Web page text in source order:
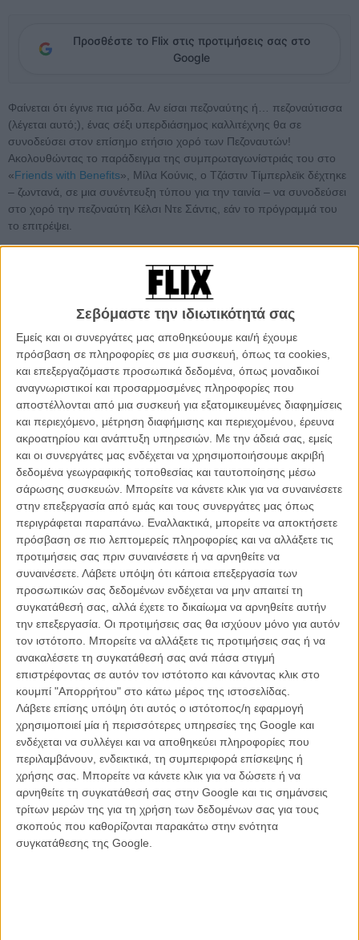
Σεβόμαστε την ιδιωτικότητά σας
Εμείς και οι συνεργάτες μας αποθηκεύουμε και/ή έχουμε
πρόσβαση σε πληροφορίες σε μια συσκευή, όπως τα cookies,
και επεξεργαζόμαστε προσωπικά δεδομένα, όπως μοναδικοί
αναγνωριστικοί και προσαρμοσμένες πληροφορίες που
αποστέλλονται από μια συσκευή για εξατομικευμένες διαφημίσεις
και περιεχόμενο, μέτρηση διαφήμισης και περιεχομένου, έρευνα
ακροατηρίου και ανάπτυξη υπηρεσιών. Με την άδειά σας, εμείς
και οι συνεργάτες μας ενδέχεται να χρησιμοποιήσουμε ακριβή
δεδομένα γεωγραφικής τοποθεσίας και ταυτοποίησης μέσω
σάρωσης συσκευών. Μπορείτε να κάνετε κλικ για να συναινέσετε
στην επεξεργασία από εμάς και τους συνεργάτες μας όπως
περιγράφεται παραπάνω. Εναλλακτικά, μπορείτε να αποκτήσετε
πρόσβαση σε πιο λεπτομερείς πληροφορίες και να αλλάξετε τις
προτιμήσεις σας πριν συναινέσετε ή να αρνηθείτε να
συναινέσετε. Λάβετε υπόψη ότι κάποια επεξεργασία των
προσωπικών σας δεδομένων ενδέχεται να μην απαιτεί τη
συγκατάθεσή σας, αλλά έχετε το δικαίωμα να αρνηθείτε αυτήν
την επεξεργασία. Οι προτιμήσεις σας θα ισχύουν μόνο για αυτόν
τον ιστότοπο. Μπορείτε να αλλάξετε τις προτιμήσεις σας ή να
ανακαλέσετε τη συγκατάθεσή σας ανά πάσα στιγμή
επιστρέφοντας σε αυτόν τον ιστότοπο και κάνοντας κλικ στο
κουμπί "Απορρήτου" στο κάτω μέρος της ιστοσελίδας.
Λάβετε επίσης υπόψη ότι αυτός ο ιστότοπος/η εφαρμογή
χρησιμοποιεί μία ή περισσότερες υπηρεσίες της Google και
ενδέχεται να συλλέγει και να αποθηκεύει πληροφορίες που
περιλαμβάνουν, ενδεικτικά, τη συμπεριφορά επίσκεψης ή
χρήσης σας. Μπορείτε να κάνετε κλικ για να δώσετε ή να
αρνηθείτε τη συγκατάθεσή σας στην Google και τις σημάνσεις
τρίτων μερών της για τη χρήση των δεδομένων σας για τους
σκοπούς που καθορίζονται παρακάτω στην ενότητα
συγκατάθεσης της Google.
Προσθέστε το Flix στις προτιμήσεις σας στο
Google
Φαίνεται ότι έγινε πια μόδα. Αν είσαι πεζοναύτης ή… πεζοναύτισσα
(λέγεται αυτό;), ένας σέξι υπερδιάσημος καλλιτέχνης θα σε
συνοδεύσει στον επίσημο ετήσιο χορό των Πεζοναυτών!
Ακολουθώντας το παράδειγμα της συμπρωταγωνίστριάς του στο
«Friends with Benefits», Μίλα Κούνις, ο Τζάστιν Τίμπερλεϊκ δέχτηκε
– ζωντανά, σε μια συνέντευξη τύπου για την ταινία – να συνοδεύσει
στο χορό την πεζοναύτη Κέλσι Ντε Σάντις, εάν το πρόγραμμά του
το επιτρέψει.
μου ζητάνε να βγω ραντεβού. Ποτέ. Κι έτσι κολλακεύτηκα.»
Οχι, δε μας έπεισε. Μας έπεισε, όμως, ότι θα κάνει τα πάντα για να
προωθήσει την ταινία του – ακόμα και, μήπως, να γίνουν με την
Πεζοναύτη «Friends with Benefits»;
Δείτε στο βίντεο την Κέλσι να ζητάει από τον Τζάστιν να τη
συνοδεύσει και πάρτε μαθήματα!
Tags: FRIENDS WITH BENEFITS, justin timberlake, mila kunis,
Τζάστιν Τίμπερλεϊκ, μίλα κούνις
ΜΗ ΧΑΣΕΤΕ